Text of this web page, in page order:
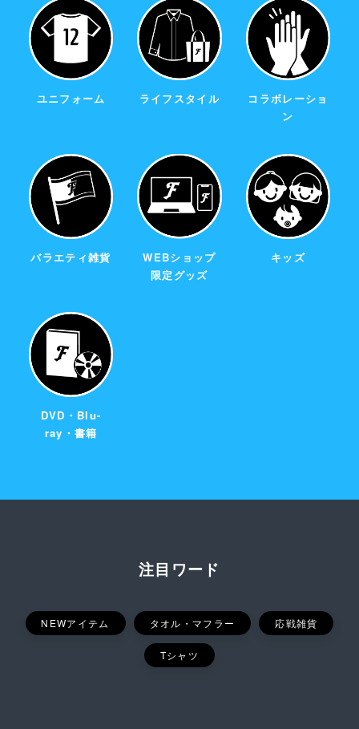
ユニフォーム ライフスタイル
コラボレーショ
ン
バラエティ雑貨
WEBショップ
限定グッズ
キッズ
DVD・Blu-
ray・書籍
注目ワード
NEWアイテム タオル・マフラー 応戦雑貨
Tシャツ